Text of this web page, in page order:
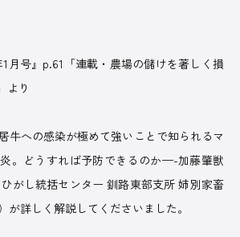
1月号』p.61「連載・農場の儲けを著しく損
より
牛への感染が極めて強いことで知られるマ
。どうすれば予防できるのか—-加藤肇獣
がし統括センター 釧路東部支所 姉別家畜
が詳しく解説してくださいました。